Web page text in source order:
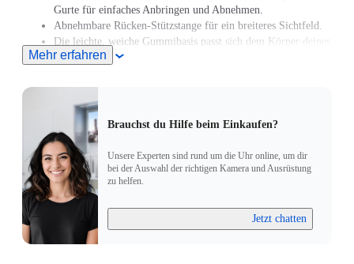
Gurte für einfaches Anbringen und Abnehmen.
Abnehmbare Rücken-Stützstange für ein breiteres Sichtfeld.
Die leichte, weiche Gummibasis passt sich dem Körper deines
Tieres für einen angenehmen Sitz an und hält die Kamera
Für die Verwendung mit der GO/GO 2 musst du allerdings
einen Adapter mit einer 2-Zinken-Befestigung kaufen.
Mehr erfahren
Brauchst du Hilfe beim Einkaufen?
Unsere Experten sind rund um die Uhr online, um dir
bei der Auswahl der richtigen Kamera und Ausrüstung
zu helfen.
Jetzt chatten